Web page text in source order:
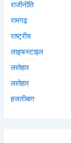
राजीनीति
रामगढ़
राष्ट्रीय
लाइफस्टाइल
लातेहार
लातेहार
हजारीबाग